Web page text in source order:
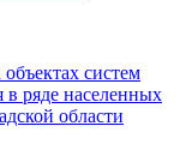
систем
в ряде населенных
области